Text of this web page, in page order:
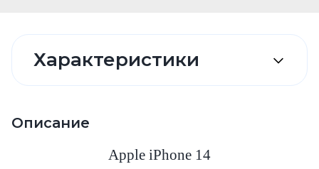
Характеристики
Описание
Apple iPhone 14